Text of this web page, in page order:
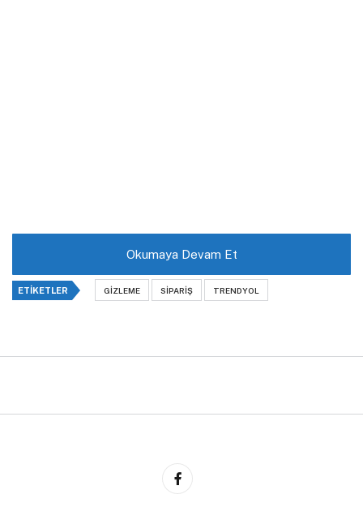
Okumaya Devam Et
ETIKETLER GIZLEME SIPARIŞ TRENDYOL